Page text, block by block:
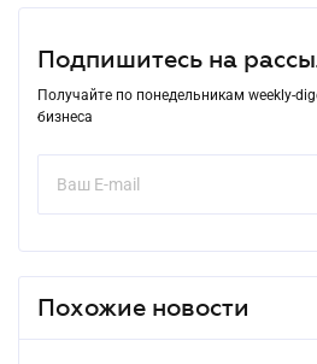
Подпишитесь на
Получайте по понедельникам weekly-
бизнеса
Похожие новости